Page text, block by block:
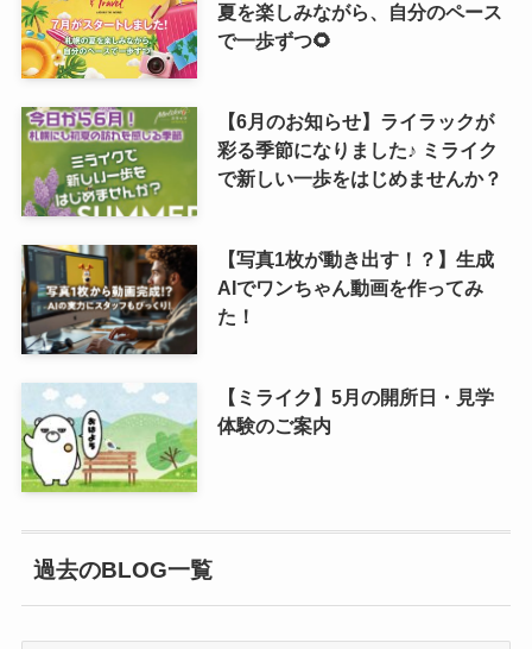
夏を楽しみながら、自分のペース
で一歩ずつ🌻
【6月のお知らせ】ライラックが
彩る季節になりました♪ ミライク
で新しい一歩をはじめませんか？
【写真1枚が動き出す！？】生成
AIでワンちゃん動画を作ってみ
た！
【ミライク】5月の開所日・見学
体験のご案内
過去のBLOG一覧